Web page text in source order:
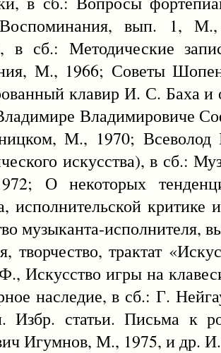
вып. 1,
в сб.: Методические
М., 1966; Советы
клавир И. С. Баха
Владимировиче
М., 1970; Всеволод
искусства), в сб.:
О некоторых
исполнительской
музыканта-исполнителя,
творчество, трактат
Искусство игры на
наследие, в сб.: Г.
Избр. статьи. Письма к
Игумнов, М., 1975, и др.